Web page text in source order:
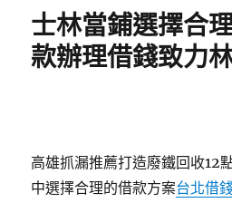
士林當鋪選擇合
款辦理借錢致力
高雄抓漏推薦打造廢鐵回收12
中選擇合理的借款方案台北借